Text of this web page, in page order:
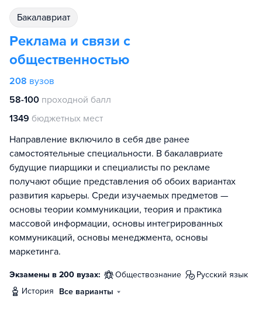
бакалавриат
Реклама и связи с
общественностью
208 вузов
58-100 проходной балл
1349 бюджетных мест
Направление включило в себя две ранее
самостоятельные специальности. В бакалавриате
будущие пиарщики и специалисты по рекламе
получают общие представления об обоих вариантах
развития карьеры. Среди изучаемых предметов —
основы теории коммуникации, теория и практика
массовой информации, основы интегрированных
коммуникаций, основы менеджмента, основы
маркетинга.
Экзамены в 200 вузах: обществознание
русский язык
история
Все варианты